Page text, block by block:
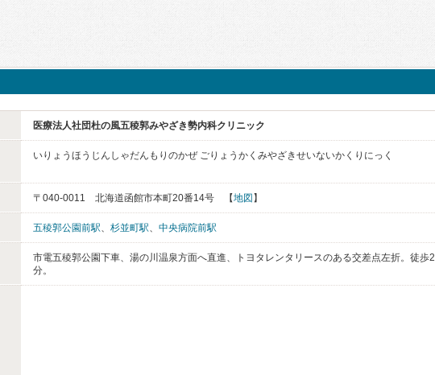
医療法人社団杜の風五稜郭みやざき勢内科クリニック
いりょうほうじんしゃだんもりのかぜ ごりょうかくみやざきせいないかくりにっく
〒040-0011 北海道函館市本町20番14号 【地図 】
五稜郭公園前駅、 杉並町駅、 中央病院前駅
市電五稜郭公園下車、湯の川温泉方面へ直進、トヨタレンタリースのある交差点左折。徒歩2
分。